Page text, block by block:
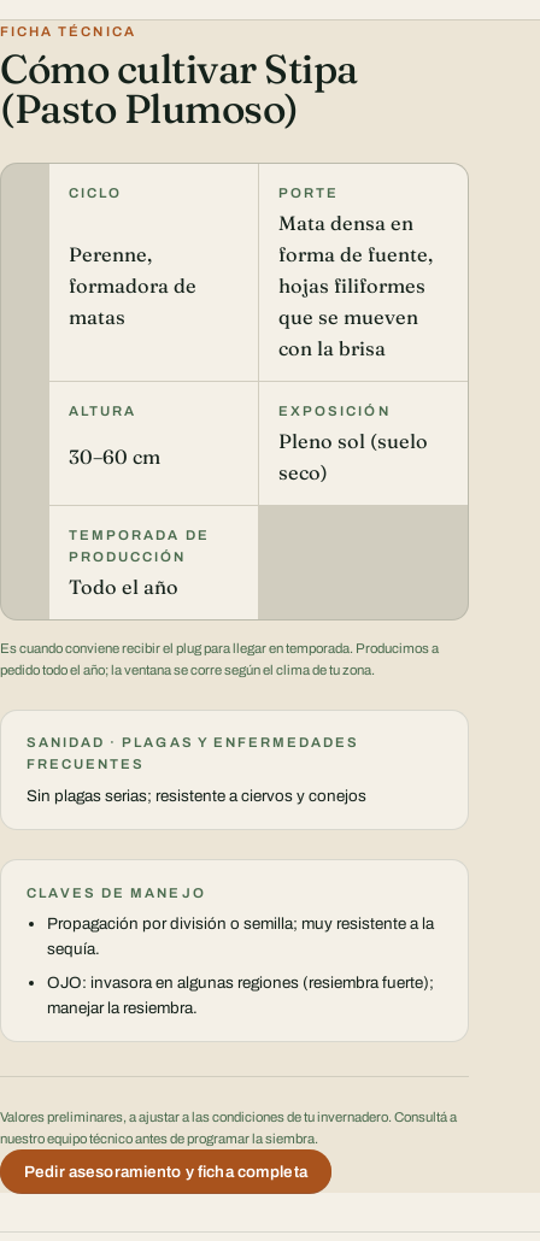
FICHA TÉCNICA
Cómo cultivar Stipa
(Pasto Plumoso)
CICLO
Perenne,
formadora de
matas
PORTE
Mata densa en
forma de fuente,
hojas filiformes
que se mueven
con la brisa
ALTURA
30–60 cm
EXPOSICIÓN
Pleno sol (suelo
seco)
TEMPORADA DE
PRODUCCIÓN
Todo el año
Es cuando conviene recibir el plug para llegar en temporada. Producimos a
pedido todo el año; la ventana se corre según el clima de tu zona.
SANIDAD · PLAGAS Y ENFERMEDADES
FRECUENTES
Sin plagas serias; resistente a ciervos y conejos
CLAVES DE MANEJO
Propagación por división o semilla; muy resistente a la
sequía.
OJO: invasora en algunas regiones (resiembra fuerte);
manejar la resiembra.
Valores preliminares, a ajustar a las condiciones de tu invernadero. Consultá a
nuestro equipo técnico antes de programar la siembra.
Pedir asesoramiento y ficha completa